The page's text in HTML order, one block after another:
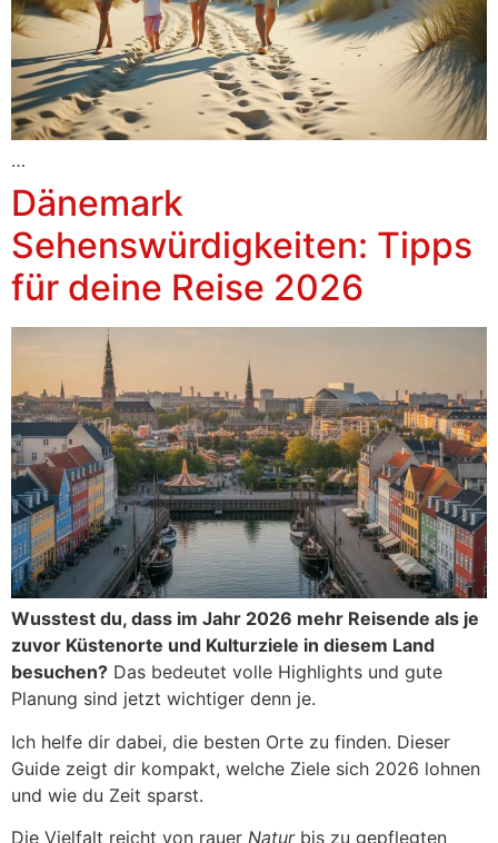
…
Dänemark
Sehenswürdigkeiten: Tipps
für deine Reise 2026
Wusstest du, dass im Jahr 2026 mehr Reisende als je
zuvor Küstenorte und Kulturziele in diesem Land
besuchen? Das bedeutet volle Highlights und gute
Planung sind jetzt wichtiger denn je.
Ich helfe dir dabei, die besten Orte zu finden. Dieser
Guide zeigt dir kompakt, welche Ziele sich 2026 lohnen
und wie du Zeit sparst.
Die Vielfalt reicht von rauer Naturbis zu gepflegten